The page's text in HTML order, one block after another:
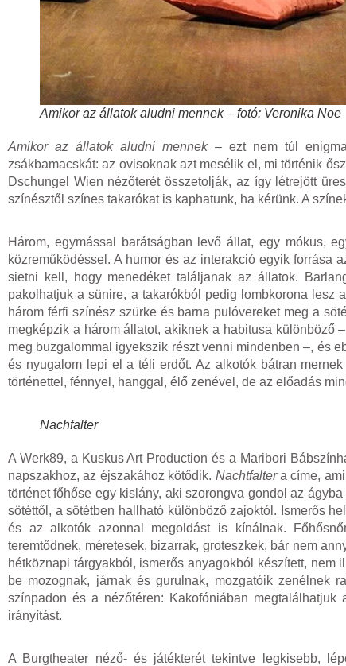
Amikor az állatok aludni mennek – fotó: Veronika Noe
Amikor az állatok aludni mennek – ezt nem túl
zsákbamacskát: az ovisoknak azt mesélik el, mi történik
Dschungel Wien nézőterét összetolják, az így létrejött
színésztől színes takarókat is kaphatunk, ha kérünk. A
Három, egymással barátságban levő állat, egy mókus,
közreműködéssel. A humor és az interakció egyik forrása
sietni kell, hogy menedéket találjanak az állatok.
pakolhatjuk a sünire, a takarókból pedig lombkorona lesz
három férfi színész szürke és barna pulóvereket meg a
megképzik a három állatot, akiknek a habitusa különböző
meg buzgalommal igyekszik részt venni mindenben –, és
és nyugalom lepi el a téli erdőt. Az alkotók bátran
történettel, fénnyel, hanggal, élő zenével, de az előadás
Nachfalter
A Werk89, a Kuskus Art Production és a Maribori
napszakhoz, az éjszakához kötődik. Nachtfaltera címe, ami
történet főhőse egy kislány, aki szorongva gondol az
sötéttől, a sötétben hallható különböző zajoktól. Ismerős
és az alkotók azonnal megoldást is kínálnak.
teremtődnek, méretesek, bizarrak, groteszkek, bár nem
hétköznapi tárgyakból, ismerős anyagokból készített,
be mozognak, járnak és gurulnak, mozgatóik zenélnek
színpadon és a nézőtéren: Kakofóniában
irányítást.
A Burgtheater néző- és játékterét tekintve legkisebb,